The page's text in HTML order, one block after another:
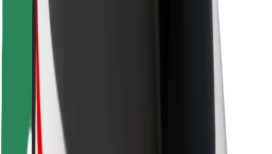
Scootersäkerhet
Säkerhetslabb
Städer
Platser
Stadslösningar